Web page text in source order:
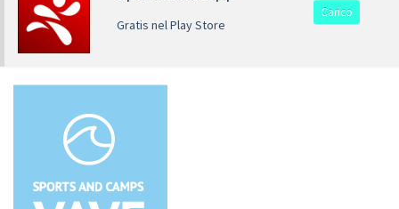
Gratis nel Play Store
Carico